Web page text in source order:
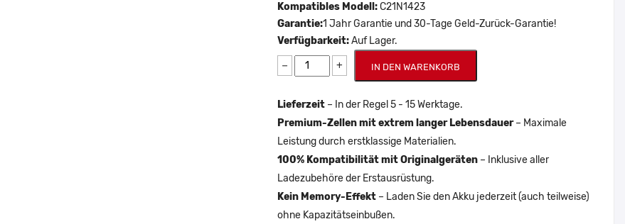
Kompatibles Modell:C21N1423
Garantie:1 Jahr Garantie und 30-Tage Geld-Zurück-Garantie!
Verfügbarkeit:Auf Lager.
− + IN DEN WARENKORB
Lieferzeit – In der Regel 5 - 15 Werktage.
Premium-Zellen mit extrem langer Lebensdauer– Maximale
Leistung durch erstklassige Materialien.
100% Kompatibilität mit Originalgeräten – Inklusive aller
Ladezubehöre der Erstausrüstung.
Kein Memory-Effekt – Laden Sie den Akku jederzeit (auch teilweise)
ohne Kapazitätseinbußen.